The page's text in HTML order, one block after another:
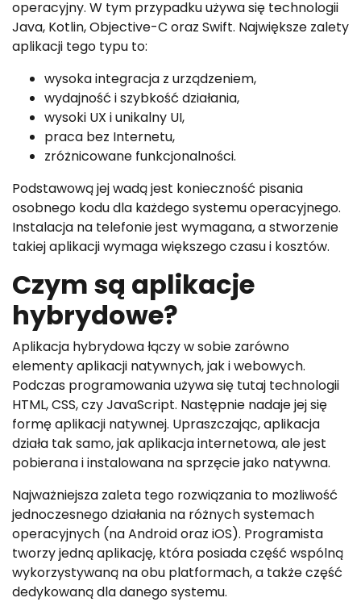
operacyjny. W tym przypadku używa się technologii
Java, Kotlin, Objective-C oraz Swift. Największe zalety
aplikacji tego typu to:
wysoka integracja z urządzeniem,
wydajność i szybkość działania,
wysoki UX i unikalny UI,
praca bez Internetu,
zróżnicowane funkcjonalności.
Podstawową jej wadą jest konieczność pisania
osobnego kodu dla każdego systemu operacyjnego.
Instalacja na telefonie jest wymagana, a stworzenie
takiej aplikacji wymaga większego czasu i kosztów.
Czym są aplikacje
hybrydowe?
Aplikacja hybrydowa łączy w sobie zarówno
elementy aplikacji natywnych, jak i webowych.
Podczas programowania używa się tutaj technologii
HTML, CSS, czy JavaScript. Następnie nadaje jej się
formę aplikacji natywnej. Upraszczając, aplikacja
działa tak samo, jak aplikacja internetowa, ale jest
pobierana i instalowana na sprzęcie jako natywna.
Najważniejsza zaleta tego rozwiązania to możliwość
jednoczesnego działania na różnych systemach
operacyjnych (na Android oraz iOS). Programista
tworzy jedną aplikację, która posiada część wspólną
wykorzystywaną na obu platformach, a także część
dedykowaną dla danego systemu.